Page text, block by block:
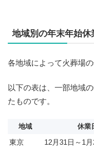
地域別の年末年始休
各地域によって火葬場
以下の表は、一部地域
たものです。
地域 休業
東京 12月31日～1月